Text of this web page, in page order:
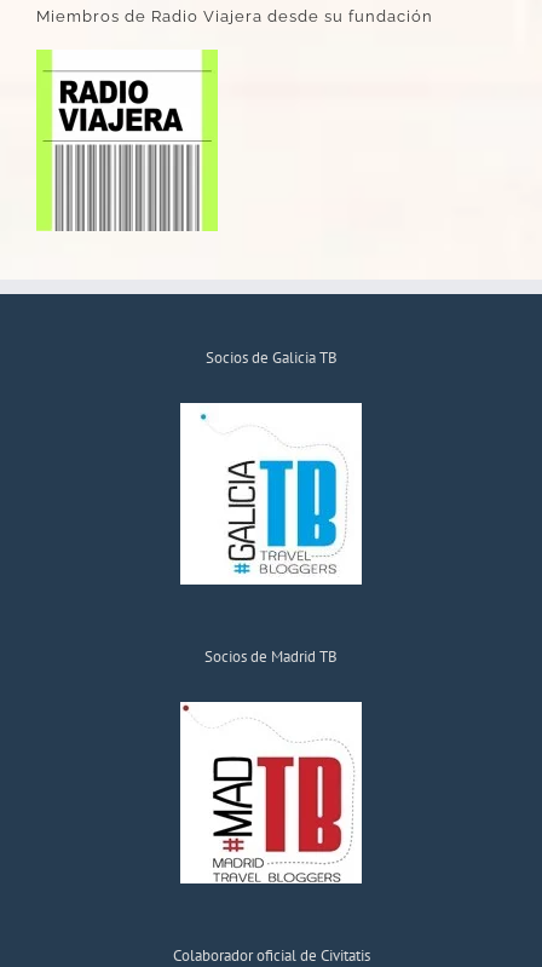
Miembros de Radio Viajera desde su fundación
Socios de Galicia TB
Socios de Madrid TB
Colaborador oficial de Civitatis